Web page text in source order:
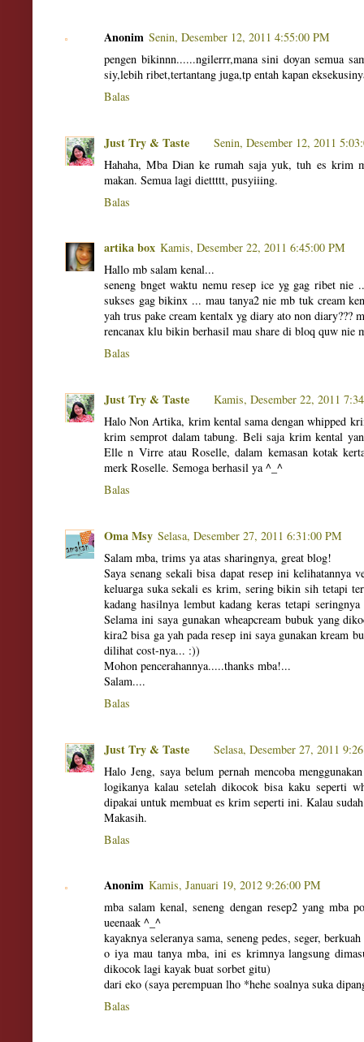
Anonim Senin, Desember 12, 2011 4:55:00 PM
pengen bikinnn......ngilerrr,mana sini doyan semua
siy,lebih ribet,tertantang juga,tp entah kapan
Balas
Just Try & Taste
Senin, Desember 12, 2011
Hahaha, Mba Dian ke rumah saja yuk, tuh es krim
makan. Semua lagi diettttt, pusyiiing.
Balas
artika box Kamis, Desember 22, 2011 6:45:00 PM
Hallo mb salam kenal...
seneng bnget waktu nemu resep ice yg gag ribet
sukses gag bikinx ... mau tanya2 nie mb tuk cream
yah trus pake cream kentalx yg diary ato non diary???
rencanax klu bikin berhasil mau share di bloq quw nie
Balas
Just Try & Taste
Kamis, Desember 22, 2011
Halo Non Artika, krim kental sama dengan whipped
krim semprot dalam tabung. Beli saja krim kental
Elle n Virre atau Roselle, dalam kemasan kotak
merk Roselle. Semoga berhasil ya ^_^
Balas
Oma Msy Selasa, Desember 27, 2011 6:31:00 PM
Salam mba, trims ya atas sharingnya, great blog!
Saya senang sekali bisa dapat resep ini kelihatannya
keluarga suka sekali es krim, sering bikin sih tetapi
kadang hasilnya lembut kadang keras tetapi
Selama ini saya gunakan wheapcream bubuk yang
kira2 bisa ga yah pada resep ini saya gunakan kream
dilihat cost-nya... :))
Mohon pencerahannya.....thanks mba!...
Salam....
Balas
Just Try & Taste
Selasa, Desember 27, 2011
Halo Jeng, saya belum pernah mencoba
logikanya kalau setelah dikocok bisa kaku seperti
dipakai untuk membuat es krim seperti ini. Kalau
Makasih.
Balas
Anonim Kamis, Januari 19, 2012 9:26:00 PM
mba salam kenal, seneng dengan resep2 yang mba
ueenaak ^_^
kayaknya seleranya sama, seneng pedes, seger,
o iya mau tanya mba, ini es krimnya langsung
dikocok lagi kayak buat sorbet gitu)
dari eko (saya perempuan lho *hehe soalnya suka
Balas